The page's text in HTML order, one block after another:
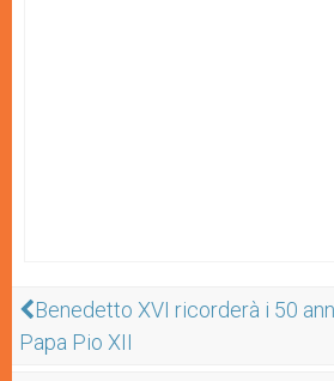
Benedetto XVI ricorderà i 50
Papa Pio XII